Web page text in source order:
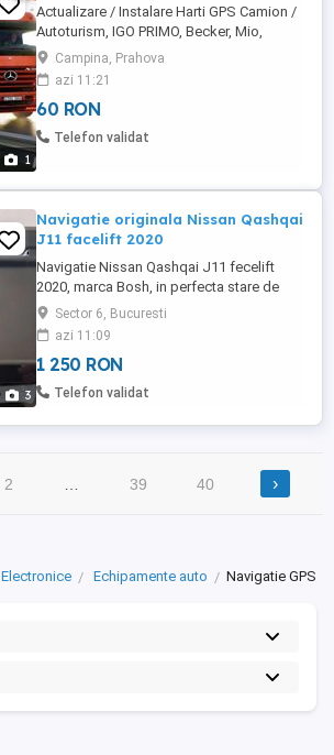
1
Actualizare / Instalare Harti GPS Camion /
Autoturism, IGO PRIMO, Becker, Mio,
Navon, Serioux, Evolio, etc
Campina, Prahova
azi 11:21
60 RON
Telefon validat
3
Navigatie originala Nissan Qashqai
J11 facelift 2020
Navigatie Nissan Qashqai J11 fecelift
2020, marca Bosh, in perfecta stare de
functionare si vizuala. Masina de pe care
s-a demontat are 40000 km la bord.
Sector 6, Bucuresti
azi 11:09
1 250 RON
Telefon validat
2 39 40 ›
Electronice Echipamente auto Navigatie GPS